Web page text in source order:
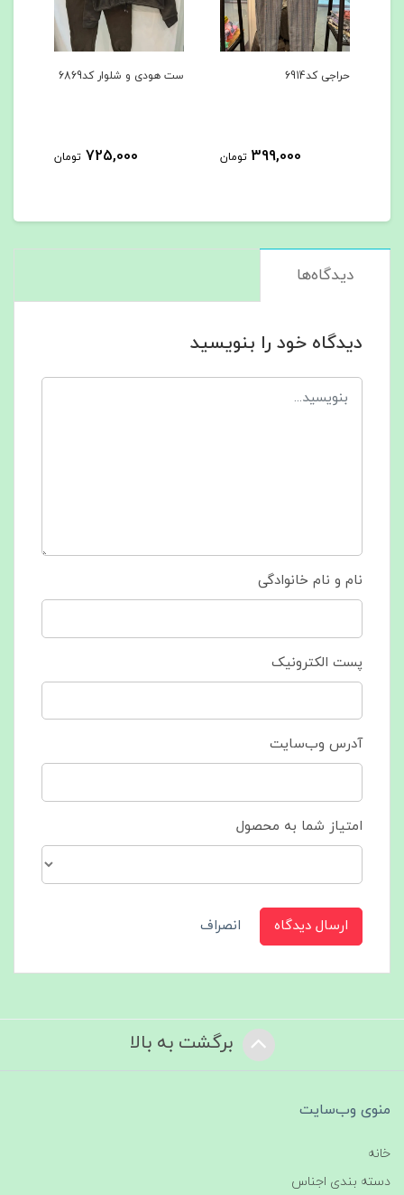
حراجی کد6914
399,000 تومان
ست هودی و شلوار کد6869
725,000 تومان
دیدگاه‌ها
دیدگاه خود را بنویسید
نام و نام خانوادگی
پست الکترونیک
آدرس وب‌سایت
امتیاز شما به محصول
ارسال دیدگاه انصراف
برگشت به بالا
منوی وب‌سایت
خانه
دسته بندی اجناس